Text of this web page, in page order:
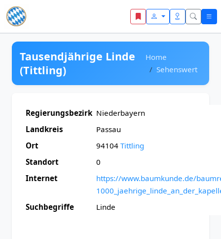
Zum Inhalt springen
Tausendjährige Linde
(Tittling)
Home
Sehenswert
Regierungsbezirk Niederbayern
Landkreis
Passau
Ort
94104 Tittling
Standort
0
Internet
https://www.baumkunde.de/
Suchbegriffe
Linde